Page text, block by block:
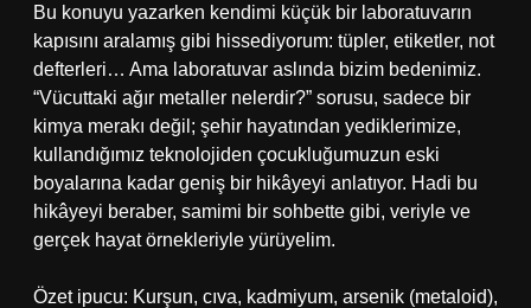
Bu konuyu yazarken kendimi küçük bir laboratuvarın
kapısını aralamış gibi hissediyorum: tüpler, etiketler, not
defterleri… Ama laboratuvar aslında bizim bedenimiz.
“Vücuttaki ağır metaller nelerdir?” sorusu, sadece bir
kimya merakı değil; şehir hayatından yediklerimize,
kullandığımız teknolojiden çocukluğumuzun eski
boyalarına kadar geniş bir hikâyeyi anlatıyor. Hadi bu
hikâyeyi beraber, samimi bir sohbette gibi, veriyle ve
gerçek hayat örnekleriyle yürüyelim.
Özet ipucu: Kurşun, cıva, kadmiyum, arsenik (metaloid),